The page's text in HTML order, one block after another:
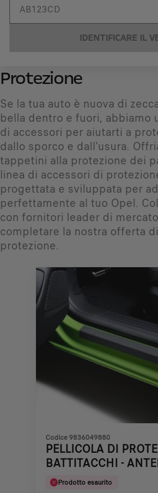
IDENTIFICARE IL
Protezione
Se la tua auto è nuova di
bella dentro e fuori, abbiamo
di accessori per aiutarti a
dallo sporco e dall'usura.
tappetini alla protezione dei
linea di accessori di
progettata e sviluppata per
perfettamente al tuo Opel.
con fornitori leader di
completare la nostra offerta
protezione.
Codice 9836049880
PELLICOLA DI
BATTITACCHI -
Prodotto esaurito